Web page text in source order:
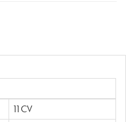
11CV